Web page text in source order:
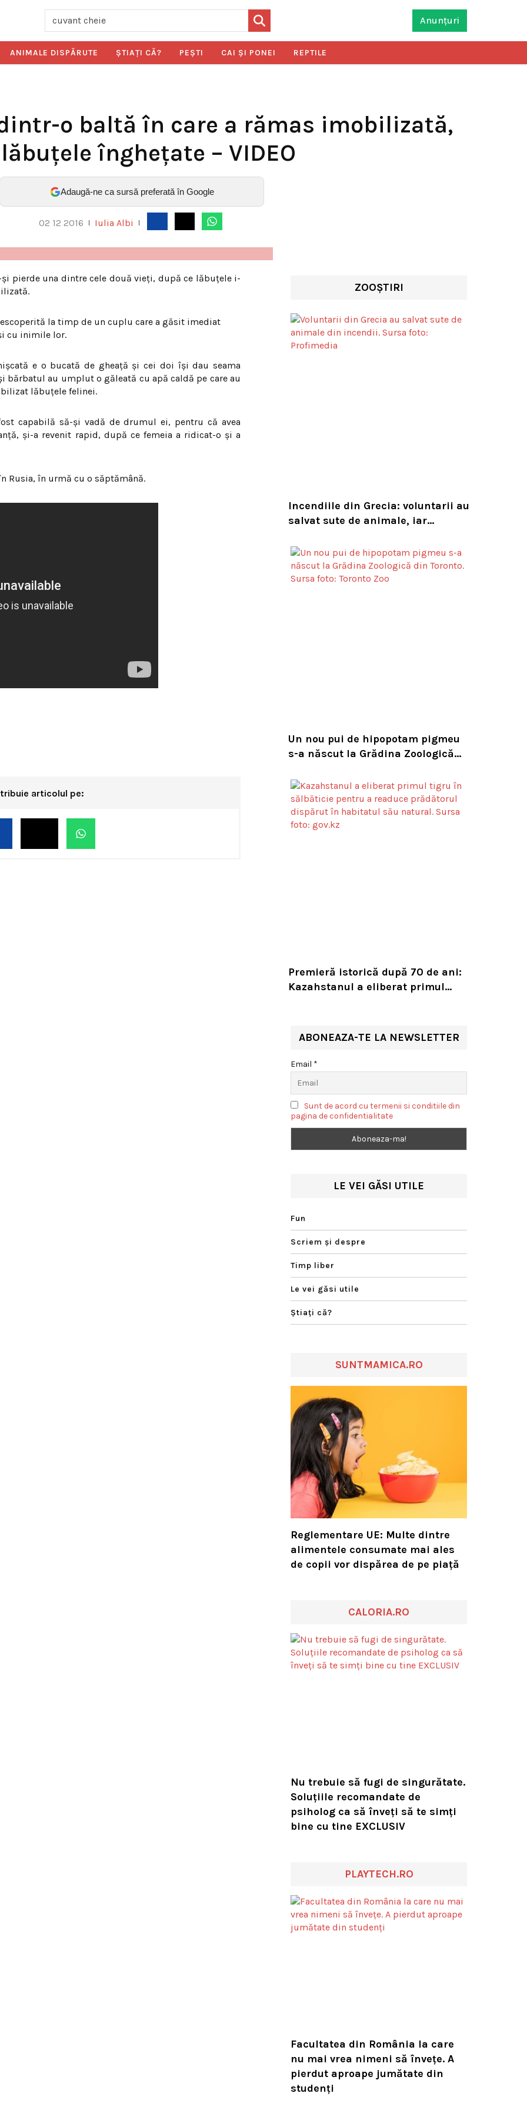
Anunțuri
ANIMALE DISPĂRUTE ŞTIAŢI CĂ? PEŞTI CAI ŞI PONEI REPTILE
o baltă în care a rămas imobilizată,
îngheţate – VIDEO
Adaugă-ne ca sursă preferată în Google
02 12 2016 Iulia Albi
pierde una dintre cele două vieţi, după ce lăbuţele i-
la timp de un cuplu care a găsit imediat
cu inimile lor.
e o bucată de gheaţă şi cei doi îşi dau seama
bărbatul au umplut o găleată cu apă caldă pe care au
lăbuţele felinei.
capabilă să-şi vadă de drumul ei, pentru că avea
şi-a revenit rapid, după ce femeia a ridicat-o şi a
Rusia, în urmă cu o săptămână.
articolul pe:
ZOOȘTIRI
Incendiile din Grecia: voluntarii au
salvat sute de animale, iar
de intervenție
Un nou pui de hipopotam pigmeu
s-a născut la Grădina Zoologică
dispariție
Premieră istorică după 70 de ani:
Kazahstanul a eliberat primul
habitatul său natural
ABONEAZA-TE LA NEWSLETTER
Email *
Sunt de acord cu termenii si conditiile din
pagina de confidentialitate
LE VEI GĂSI UTILE
Fun
Scriem şi despre
Timp liber
Le vei găsi utile
Ştiaţi că?
SUNTMAMICA.RO
Reglementare UE: Multe dintre
alimentele consumate mai ales
de copii vor dispărea de pe piață
CALORIA.RO
Nu trebuie să fugi de singurătate.
Soluțiile recomandate de
psiholog ca să înveți să te simți
bine cu tine EXCLUSIV
PLAYTECH.RO
Facultatea din România la care
nu mai vrea nimeni să înveţe. A
pierdut aproape jumătate din
studenţi